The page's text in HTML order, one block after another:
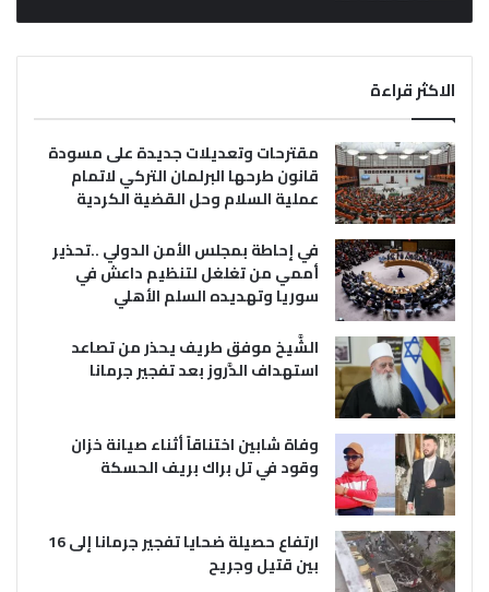
الاكثر قراءة
مقترحات وتعديلات جديدة على مسودة
قانون طرحها البرلمان التركي لاتمام
عملية السلام وحل القضية الكردية
في إحاطة بمجلس الأمن الدولي ..تحذير
أممي من تغلغل لتنظيم داعش في
سوريا وتهديده السلم الأهلي
الشَّيخ موفق طريف يحذر من تصاعد
استهداف الدَّروز بعد تفجير جرمانا
وفاة شابين اختناقاً أثناء صيانة خزان
وقود في تل براك بريف الحسكة
ارتفاع حصيلة ضحايا تفجير جرمانا إلى 16
بين قتيل وجريح